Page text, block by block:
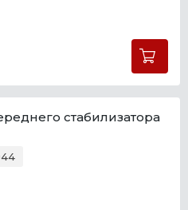
стабилизатора